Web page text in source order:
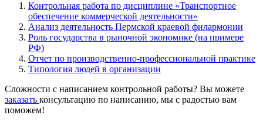
Контрольная работа по дисциплине «Транспортное
обеспечение коммерческой деятельности»
Анализ деятельность Пермской краевой филармонии
Роль государства в рыночной экономике (на примере
РФ)
Отчет по производственно-профессиональной практике
Типология людей в организации
Сложности с написанием контрольной работы? Вы можете
заказать консультацию по написанию, мы с радостью вам
поможем!